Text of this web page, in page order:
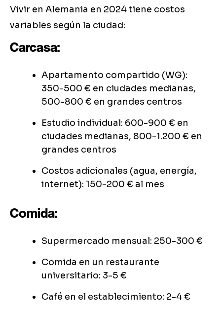
Vivir en Alemania en 2024 tiene costos
variables según la ciudad:
Carcasa:
Apartamento compartido (WG):
350-500 € en ciudades medianas,
500-800 € en grandes centros
Estudio individual: 600-900 € en
ciudades medianas, 800-1.200 € en
grandes centros
Costos adicionales (agua, energía,
internet): 150-200 € al mes
Comida:
Supermercado mensual: 250-300 €
Comida en un restaurante
universitario: 3-5 €
Café en el establecimiento: 2-4 €